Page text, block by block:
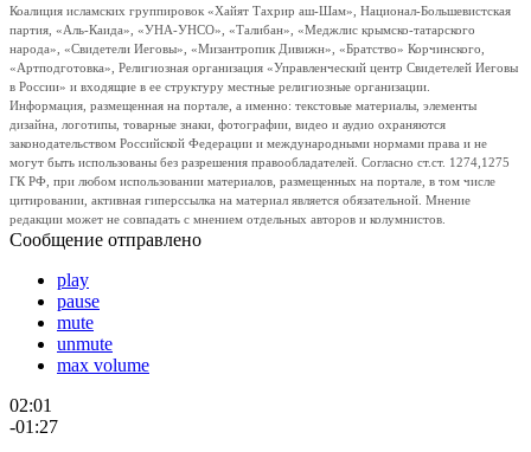
Коалиция исламских группировок «Хайят Тахрир аш-Шам», Национал-Большевистская
партия, «Аль-Каида», «УНА-УНСО», «Талибан», «Меджлис крымско-татарского
народа», «Свидетели Иеговы», «Мизантропик Дивижн», «Братство» Корчинского,
«Артподготовка», Религиозная организация «Управленческий центр Свидетелей Иеговы
в России» и входящие в ее структуру местные религиозные организации.
Информация, размещенная на портале, а именно: текстовые материалы, элементы
дизайна, логотипы, товарные знаки, фотографии, видео и аудио охраняются
законодательством Российской Федерации и международными нормами права и не
могут быть использованы без разрешения правообладателей. Согласно ст.ст. 1274,1275
ГК РФ, при любом использовании материалов, размещенных на портале, в том числе
цитировании, активная гиперссылка на материал является обязательной. Мнение
редакции может не совпадать с мнением отдельных авторов и колумнистов.
Сообщение отправлено
play
pause
mute
unmute
max volume
02:01
-01:27